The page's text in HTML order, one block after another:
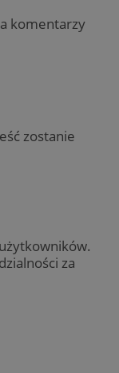
komentarzy
zostanie
za